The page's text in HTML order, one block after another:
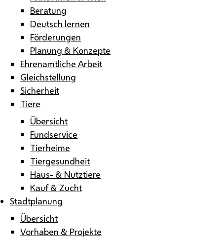
Beratung
Deutsch lernen
Förderungen
Planung & Konzepte
Ehrenamtliche Arbeit
Gleichstellung
Sicherheit
Tiere
Übersicht
Fundservice
Tierheime
Tiergesundheit
Haus- & Nutztiere
Kauf & Zucht
Stadtplanung
Übersicht
Vorhaben & Projekte